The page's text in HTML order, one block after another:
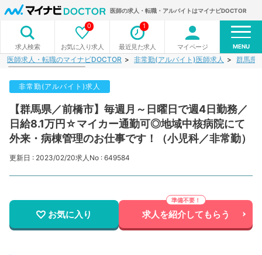
医師の求人・転職・アルバイトはマイナビDOCTOR
求人検索 お気に入り求人
0
最近見た求人
1
マイページ MENU
医師求人・転職のマイナビDOCTOR 非常勤(アルバイト)医師求人 群馬県
非常勤(アルバイト)求人
【群馬県／前橋市】毎週月～日曜日で週4日勤務／
日給8.1万円☆マイカー通勤可◎地域中核病院にて
外来・病棟管理のお仕事です！（小児科／非常勤）
更新日 : 2023/02/20求人No : 649584
お気に入り 求人を紹介してもらう